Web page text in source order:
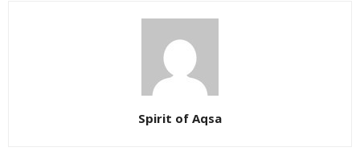
Spirit of Aqsa